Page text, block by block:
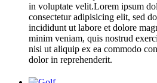
in voluptate velit.Lorem ipsum
consectetur adipisicing elit, sed
incididunt ut labore et dolore
minim veniam, quis nostrud
nisi ut aliquip ex ea commodo
dolor in reprehenderit.